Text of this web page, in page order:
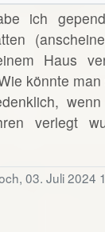
ich
Haus
könnte
verlegt
03. Juli 2024